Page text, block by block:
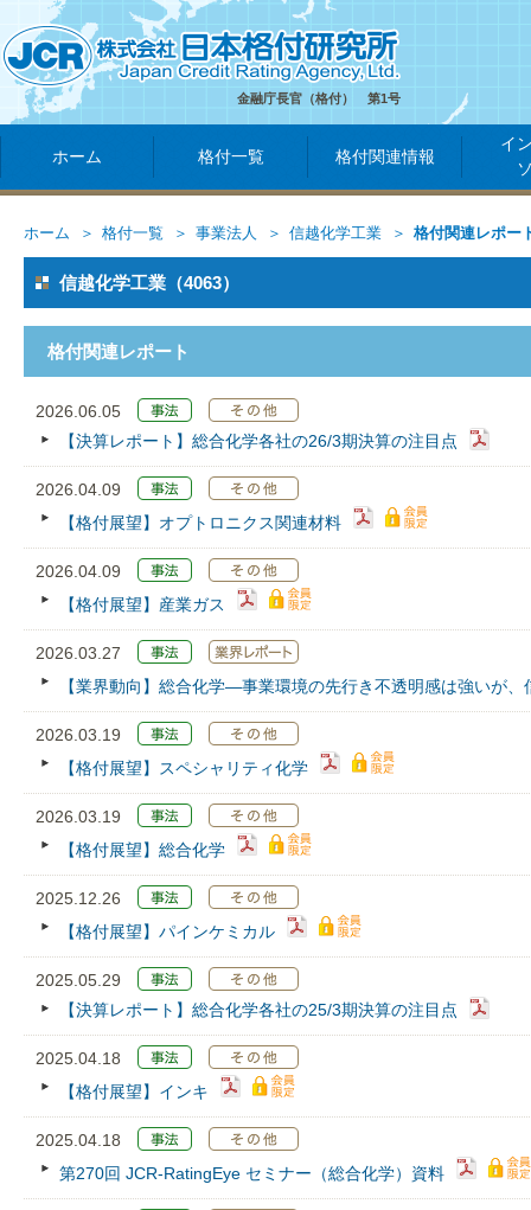
金融庁長官（格付） 第1号
ホーム 格付一覧 格付関連情報
イ
ホーム 格付一覧 事業法人 信越化学工業 格付関連レポー
信越化学工業（4063）
格付関連レポート
2026.06.05
【決算レポート】総合化学各社の26/3期決算の注目点
2026.04.09
【格付展望】オプトロニクス関連材料
2026.04.09
【格付展望】産業ガス
2026.03.27
【業界動向】総合化学―事業環境の先行き不透明感は強いが
2026.03.19
【格付展望】スペシャリティ化学
2026.03.19
【格付展望】総合化学
2025.12.26
【格付展望】パインケミカル
2025.05.29
【決算レポート】総合化学各社の25/3期決算の注目点
2025.04.18
【格付展望】インキ
2025.04.18
第270回 JCR‐RatingEye セミナー（総合化学）資料